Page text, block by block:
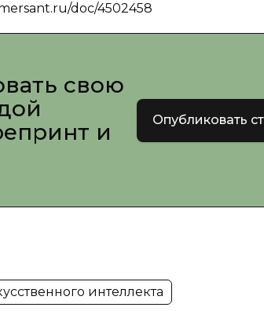
doc/4502458
свою
и
Опубликовать
интеллекта